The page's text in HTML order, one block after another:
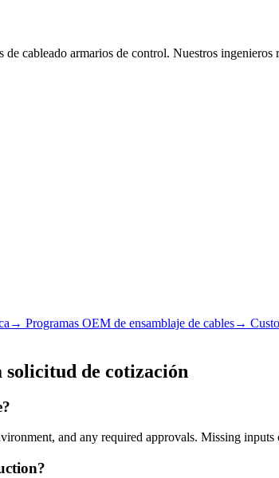
de cableado armarios de control. Nuestros
→ Programas OEM de ensamblaje de cables→
solicitud de cotización
and any required approvals. Missing inputs